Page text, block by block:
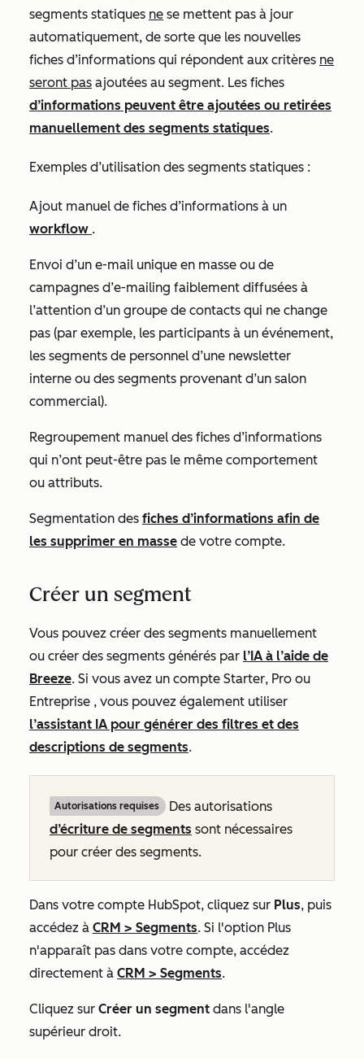
segments statiques ne se mettent pas à jour
automatiquement, de sorte que les nouvelles
fiches d’informations qui répondent aux critères ne
seront pas ajoutées au segment. Les fiches
d’informations peuvent être ajoutées ou retirées
manuellement des segments statiques.
Exemples d’utilisation des segments statiques :
Ajout manuel de fiches d’informations à un
workflow .
Envoi d’un e-mail unique en masse ou de
campagnes d’e-mailing faiblement diffusées à
l’attention d’un groupe de contacts qui ne change
pas (par exemple, les participants à un événement,
les segments de personnel d’une newsletter
interne ou des segments provenant d’un salon
commercial).
Regroupement manuel des fiches d’informations
qui n’ont peut-être pas le même comportement
ou attributs.
Segmentation des fiches d’informations afin de
les supprimer en masse de votre compte.
Créer un segment
Vous pouvez créer des segments manuellement
ou créer des segments générés par l’IA à l’aide de
Breeze. Si vous avez un compte Starter, Pro ou
Entreprise , vous pouvez également utiliser
l’assistant IA pour générer des filtres et des
descriptions de segments.
Autorisations requises
Des autorisations
d’écriture de segments sont nécessaires
pour créer des segments.
Dans votre compte HubSpot, cliquez sur Plus, puis
accédez à CRM > Segments. Si l'option Plus
n'apparaît pas dans votre compte, accédez
directement à CRM > Segments.
Cliquez sur Créer un segment dans l'angle
supérieur droit.